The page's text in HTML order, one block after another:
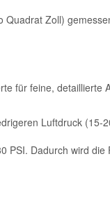
Zoll)
für feine,
Luftdruck
Dadurch wird